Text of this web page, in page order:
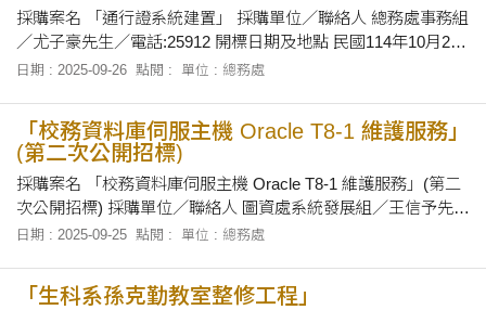
採購案名 「通行證系統建置」 採購單位／聯絡人 總務處事務組
／尤子豪先生／電話:25912 開標日期及地點 民國114年10月23
日下午2時正，在本校總務處會議室當眾開標。 招標文件之領取
領取招
日期 : 2025-09-26 點閱 : 單位 : 總務處
「校務資料庫伺服主機 Oracle T8-1 維護服務」
(第二次公開招標)
採購案名 「校務資料庫伺服主機 Oracle T8-1 維護服務」(第二
次公開招標) 採購單位／聯絡人 圖資處系統發展組／王信予先生
／電話:30240 開標日期及地點 民國114年10月3日上午10時30
日期 : 2025-09-25 點閱 : 單位 : 總務處
「生科系孫克勤教室整修工程」